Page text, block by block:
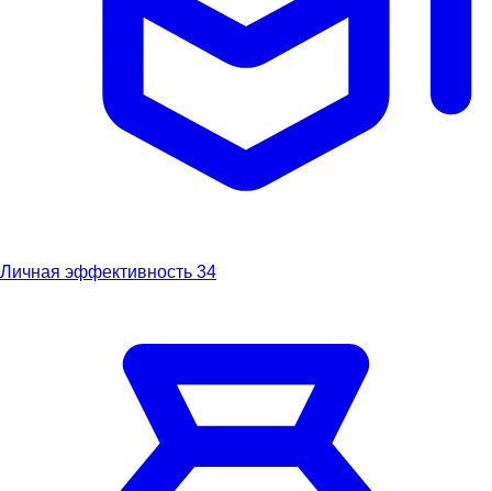
Личная эффективность 34